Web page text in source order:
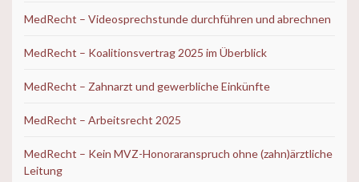
MedRecht – Videosprechstunde durchführen und abrechnen
MedRecht – Koalitionsvertrag 2025 im Überblick
MedRecht – Zahnarzt und gewerbliche Einkünfte
MedRecht – Arbeitsrecht 2025
MedRecht – Kein MVZ-Honoraranspruch ohne (zahn)ärztliche
Leitung